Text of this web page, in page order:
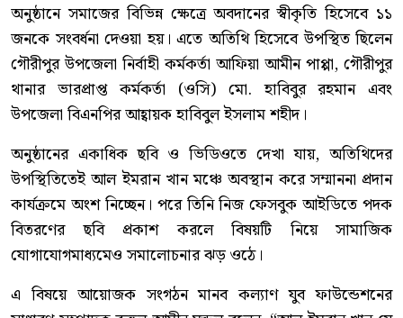
অনুষ্ঠানে সমাজের বিভিন্ন ক্ষেত্রে অবদানের স্বীকৃতি হিসেবে ১১
জনকে সংবর্ধনা দেওয়া হয়। এতে অতিথি হিসেবে উপস্থিত ছিলেন
গৌরীপুর উপজেলা নির্বাহী কর্মকর্তা আফিয়া আমীন পাপ্পা, গৌরীপুর
থানার ভারপ্রাপ্ত কর্মকর্তা (ওসি) মো. হাবিবুর রহমান এবং
উপজেলা বিএনপির আহ্বায়ক হাবিবুল ইসলাম শহীদ।
অনুষ্ঠানের একাধিক ছবি ও ভিডিওতে দেখা যায়, অতিথিদের
উপস্থিতিতেই আল ইমরান খান মঞ্চে অবস্থান করে সম্মাননা প্রদান
কার্যক্রমে অংশ নিচ্ছেন। পরে তিনি নিজ ফেসবুক আইডিতে পদক
বিতরণের ছবি প্রকাশ করলে বিষয়টি নিয়ে সামাজিক
যোগাযোগমাধ্যমেও সমালোচনার ঝড় ওঠে।
এ বিষয়ে আয়োজক সংগঠন মানব কল্যাণ যুব ফাউন্ডেশনের